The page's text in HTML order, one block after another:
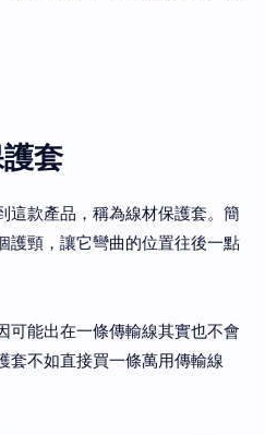
套
這款產品，稱為線材保護套。簡
護頸，讓它彎曲的位置往後一點
可能出在一條傳輸線其實也不會
套不如直接買一條萬用傳輸線